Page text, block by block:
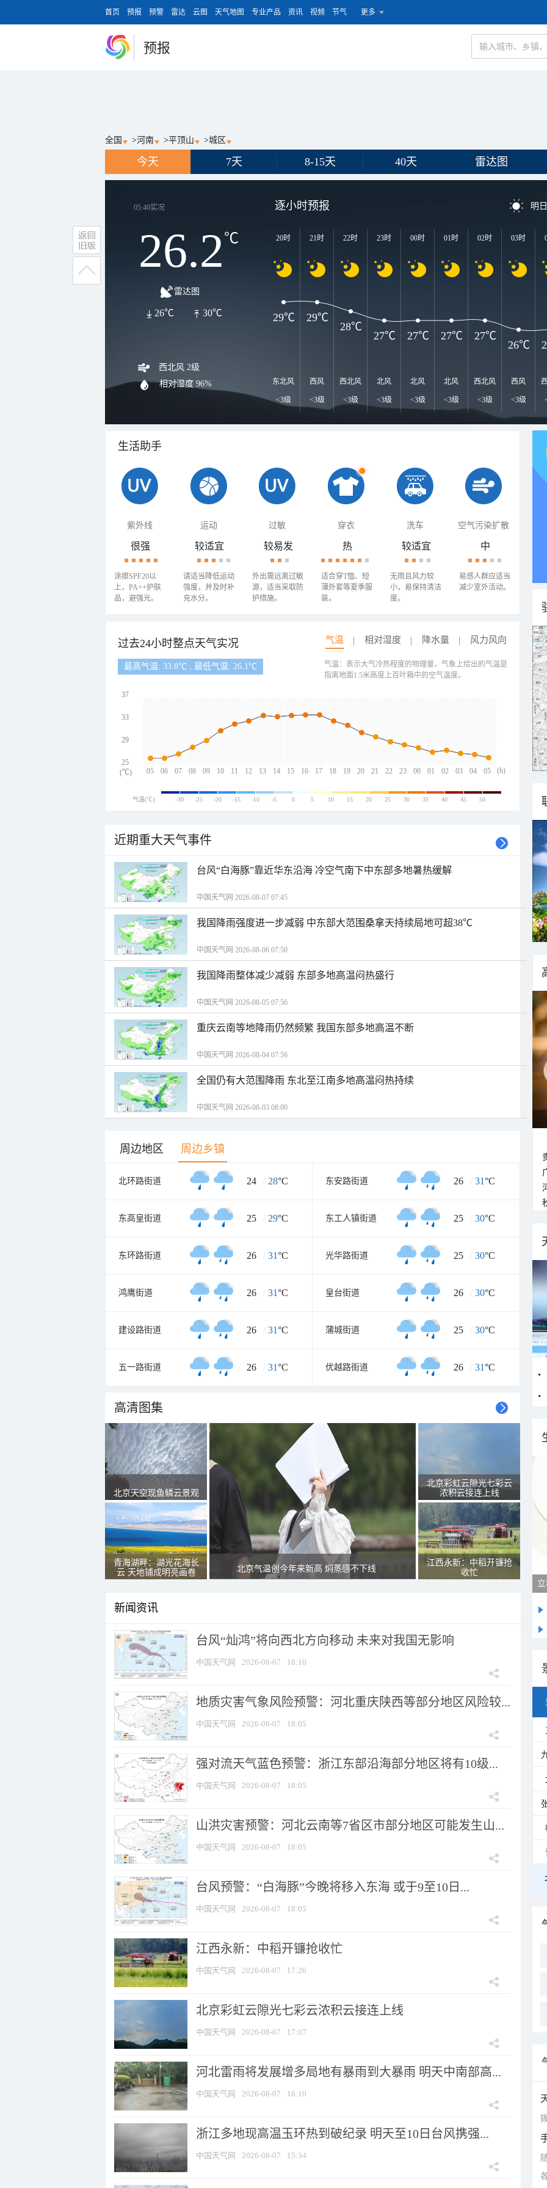
首页 预报 预警 雷达 云图 天气地图 专业产品 资讯 视频 节气 更多
预报
全国 >河南 >平顶山 >城区
今天 7天 8-15天 40天 雷达图
05:40实况
26.2℃
雷达图
30℃
26℃
西北风 2级
相对湿度 96%
逐小时预报 明
20时
东北风
<3级
21时
西风
<3级
22时
西北风
<3级
23时
北风
<3级
00时
北风
<3级
01时
北风
<3级
02时
西北风
<3级
03时
西风
<3级
29℃ 29℃
28℃
27℃ 27℃ 27℃ 27℃
26℃
生活助手
紫外线 运动 过敏 穿衣 洗车 空气污染扩散
很强
涂擦SPF20以
上，PA++护肤
品，避强光。
较适宜
请适当降低运动
强度，并及时补
充水分。
较易发
外出需远离过敏
源，适当采取防
护措施。
热
适合穿T恤、短
薄外套等夏季服
装。
较适宜
无雨且风力较
小，易保持清洁
度。
中
易感人群应适当
减少室外活动。
过去24小时整点天气实况 气温 相对湿度 降水量 风力风向
最高气温: 33.8℃ , 最低气温: 26.1℃
05 06 07 08 09 10 11 12 13 14 15 16 17 18 19 20 21 22 23 00 01 02 03 04 05
37
33
29
25
(h)
(℃)
气温：表示大气冷热程度的物理量，气象上给出的气温是
指离地面1.5米高度上百叶箱中的空气温度。
气温(℃) -30 -25 -20 -15 -10 -5 0 5 10 15 20 25 30 35 40 45 50
近期重大天气事件
台风“白海豚”靠近华东沿海 冷空气南下中东部多地暑热缓解
中国天气网 2026-08-07 07:45
我国降雨强度进一步减弱 中东部大范围桑拿天持续局地可超38℃
中国天气网 2026-08-06 07:50
我国降雨整体减少减弱 东部多地高温闷热盛行
中国天气网 2026-08-05 07:56
重庆云南等地降雨仍然频繁 我国东部多地高温不断
中国天气网 2026-08-04 07:56
全国仍有大范围降雨 东北至江南多地高温闷热持续
中国天气网 2026-08-03 08:00
周边地区 周边乡镇
北环路街道 24 / 28°C 东安路街道 26 / 31°C
东高皇街道 25 / 29°C 东工人镇街道 25 / 30°C
东环路街道 26 / 31°C 光华路街道 25 / 30°C
鸿鹰街道 26 / 31°C 皇台街道 26 / 30°C
建设路街道 26 / 31°C 蒲城街道 25 / 30°C
五一路街道 26 / 31°C 优越路街道 26 / 31°C
高清图集
北京天空现鱼鳞云景观
青海湖畔：湖光花海长
云 天地铺成明亮画卷
北京气温创今年来新高 焖蒸感不下线
北京彩虹云隙光七彩云
浓积云接连上线
江西永新：中稻开镰抢
收忙
新闻资讯
台风“灿鸿”将向西北方向移动 未来对我国无影响
中国天气网 2026-08-07 18:10
地质灾害气象风险预警：河北重庆陕西等部分地区风险较...
中国天气网 2026-08-07 18:05
强对流天气蓝色预警：浙江东部沿海部分地区将有10级...
中国天气网 2026-08-07 18:05
山洪灾害预警：河北云南等7省区市部分地区可能发生山...
中国天气网 2026-08-07 18:05
台风预警：“白海豚”今晚将移入东海 或于9至10日...
中国天气网 2026-08-07 18:05
江西永新：中稻开镰抢收忙
中国天气网 2026-08-07 17:26
北京彩虹云隙光七彩云浓积云接连上线
中国天气网 2026-08-07 17:07
河北雷雨将发展增多局地有暴雨到大暴雨 明天中南部高...
中国天气网 2026-08-07 16:10
浙江多地现高温玉环热到破纪录 明天至10日台风携强...
中国天气网 2026-08-07 15:34